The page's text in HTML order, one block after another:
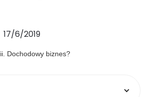
17/6/2019